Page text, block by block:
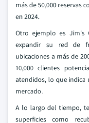
más de 50,000 reservas
en 2024.
Otro ejemplo es Jim's
expandir su red de
ubicaciones a más de
10,000 clientes
atendidos, lo que indica
mercado.
A lo largo del tiempo,
superficies como